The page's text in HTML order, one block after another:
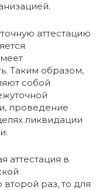
аттестацию
Таким образом,
собой
проведение
ликвидации
аттестация в
раз, то для